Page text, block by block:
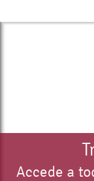
Accede a